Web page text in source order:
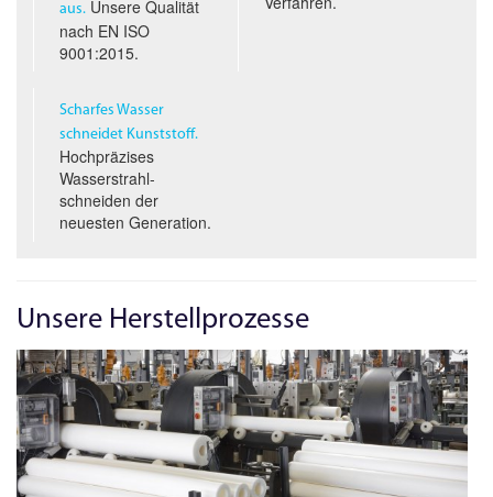
aus.Unsere Qualität
nach EN ISO
9001:2015.
Scharfes Wasser
schneidet Kunststoff.
Hochpräzises
Wasserstrahl­
schneiden der
neuesten Generation.
Unsere Herstellprozesse